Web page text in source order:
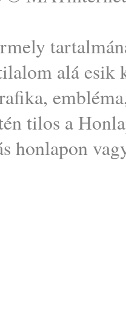
alá esik
tilos a
honlapon